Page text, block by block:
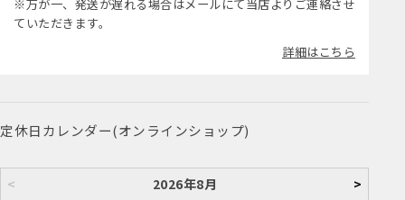
※万が一、発送が遅れる場合はメールにて当店よりご連絡させ
ていただきます。
詳細はこちら
定休日カレンダー(オンラインショップ)
< 2026年8月 >